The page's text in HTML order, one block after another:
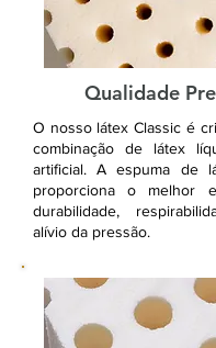
Qualidade
O nosso látex Classic é
combinação de látex
artificial. A espuma de
proporciona o melhor
durabilidade,
alívio da pressão.